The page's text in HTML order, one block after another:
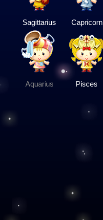
Sagittarius Capricorn
Aquarius Pisces